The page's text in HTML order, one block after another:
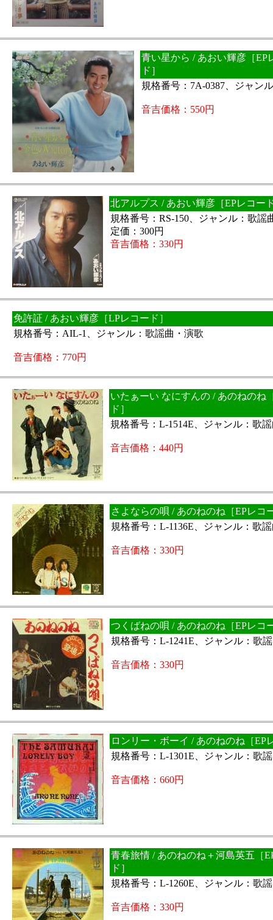
青い星から / あおい輝彦［EP
ド］
規格番号：7A-0387、ジャン
音吉価格：550円
北アルプス / あおい輝彦［EPレコー
規格番号：RS-150、ジャンル：歌謡
定価：300円
音吉価格：330円
免許証 / あおい輝彦［LPレコード］
規格番号：AIL-1、ジャンル：歌謡曲・演歌
音吉価格：770円
いたぁーい なにすんの / あのねのね
ド］
規格番号：L-1514E、ジャンル：歌
音吉価格：440円
さよならの唄 / あのねのね［EPレコ
規格番号：L-1136E、ジャンル：歌
音吉価格：330円
つくばねの唄 / あのねのね［EPレコ
規格番号：L-1241E、ジャンル：歌
音吉価格：330円
ロンリー・ボーイ / あのねのね［EP
規格番号：L-1301E、ジャンル：歌
音吉価格：660円
青春旅情 / あのねのね＋河島英五［
ド］
規格番号：L-1260E、ジャンル：歌
音吉価格：330円